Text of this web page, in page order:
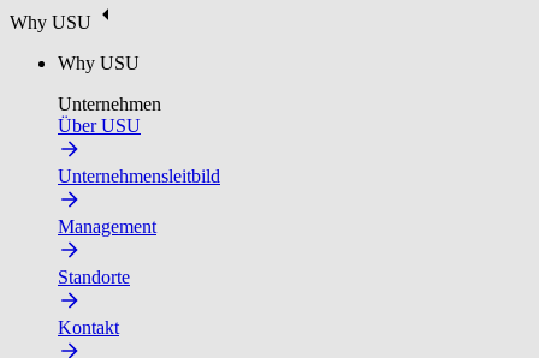
Why USU
Why USU
Unternehmen
Über USU
Unternehmensleitbild
Management
Standorte
Kontakt